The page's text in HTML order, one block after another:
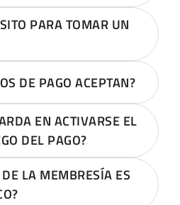
PARA TOMAR UN
DE PAGO ACEPTAN?
EN ACTIVARSE EL
DEL PAGO?
LA MEMBRESÍA ES